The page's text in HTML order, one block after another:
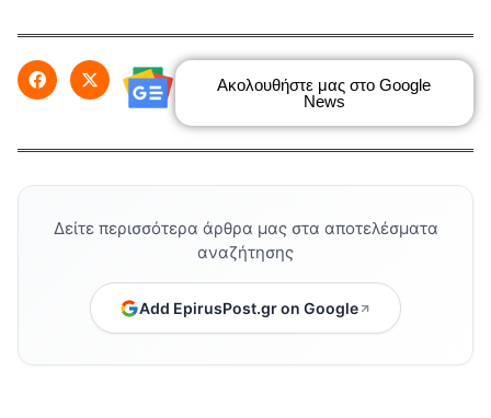
Ακολουθήστε μας στο Google
News
Δείτε περισσότερα άρθρα μας στα αποτελέσματα
αναζήτησης
Add EpirusPost.gr on Google